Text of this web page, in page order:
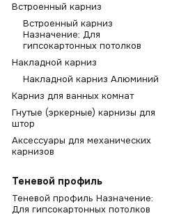
Встроенный карниз
Встроенный карниз
Назначение: Для
гипсокартонных потолков
Накладной карниз
Накладной карниз Алюминий
Карниз для ванных комнат
Гнутые (эркерные) карнизы для
штор
Аксессуары для механических
карнизов
Теневой профиль
Теневой профиль Назначение:
Для гипсокартонных потолков